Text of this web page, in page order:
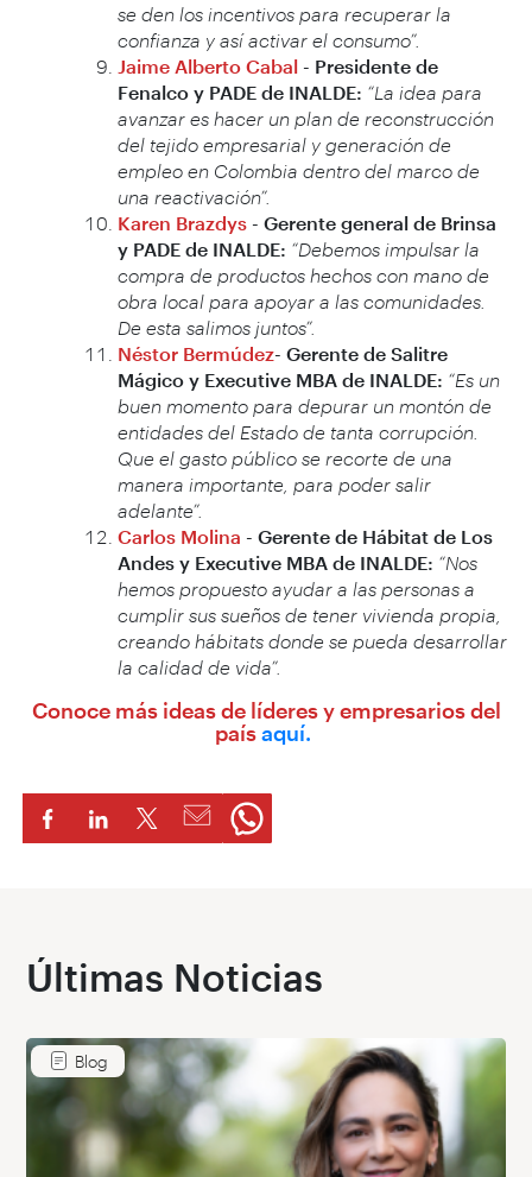
se den los incentivos para recuperar la
confianza y así activar el consumo”.
Jaime Alberto Cabal - Presidente de
Fenalco y PADE de INALDE: “La idea para
avanzar es hacer un plan de reconstrucción
del tejido empresarial y generación de
empleo en Colombia dentro del marco de
una reactivación”.
Karen Brazdys - Gerente general de Brinsa
y PADE de INALDE: “Debemos impulsar la
compra de productos hechos con mano de
obra local para apoyar a las comunidades.
De esta salimos juntos”.
Néstor Bermúdez- Gerente de Salitre
Mágico y Executive MBA de INALDE: “Es un
buen momento para depurar un montón de
entidades del Estado de tanta corrupción.
Que el gasto público se recorte de una
manera importante, para poder salir
adelante”.
Carlos Molina- Gerente de Hábitat de Los
Andes y Executive MBA de INALDE: “Nos
hemos propuesto ayudar a las personas a
cumplir sus sueños de tener vivienda propia,
creando hábitats donde se pueda desarrollar
la calidad de vida”.
Conoce más ideas de líderes y empresarios del
paísaquí.
Últimas Noticias
Blog